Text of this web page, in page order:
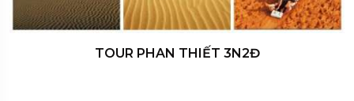
TOUR PHAN THIẾT 3N2Đ